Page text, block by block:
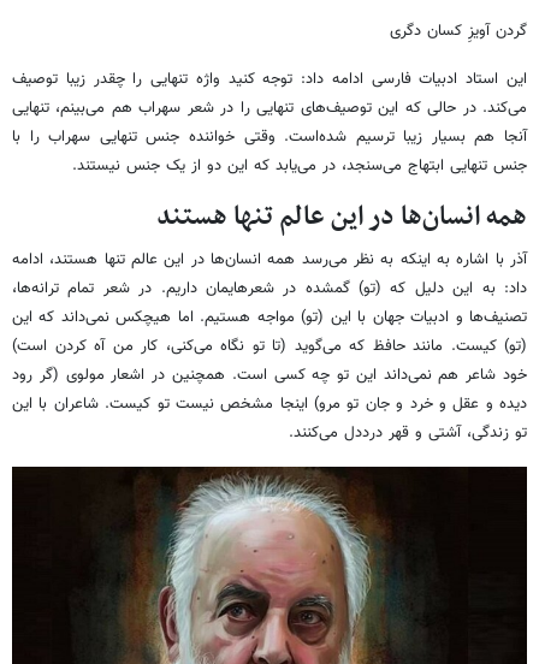
گردن آویزِ کسان دگری
این استاد ادبیات فارسی ادامه داد: توجه کنید واژه تنهایی را چقدر زیبا توصیف
می‌کند. در حالی که این توصیف‌های تنهایی را در شعر سهراب هم می‌بینم، تنهایی
آنجا هم بسیار زیبا ترسیم شده‌است. وقتی خواننده جنس تنهایی سهراب را با
جنس تنهایی ابتهاج می‌سنجد، در می‌یابد که این دو از یک جنس نیستند.
همه انسان‌ها در این عالم تنها هستند
آذر با اشاره به اینکه به نظر می‌رسد همه انسان‌ها در این عالم تنها هستند، ادامه
داد: به این دلیل که (تو) گمشده در شعرهایمان داریم. در شعر تمام ترانه‌ها،
تصنیف‌ها و ادبیات جهان با این (تو) مواجه هستیم. اما هیچکس نمی‌داند که این
(تو) کیست. مانند حافظ که می‌گوید (تا تو نگاه می‌کنی، کار من آه کردن است)
خود شاعر هم نمی‌داند این تو چه کسی است. همچنین در اشعار مولوی (گر رود
دیده و عقل و خرد و جان تو مرو) اینجا مشخص نیست تو کیست. شاعران با این
تو زندگی، آشتی و قهر درددل می‌کنند.